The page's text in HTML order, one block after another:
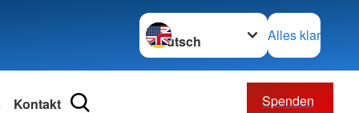
Sprache wechseln zu
Alles klar
Kontakt Spenden